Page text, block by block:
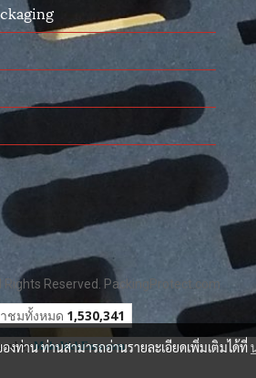
Reserved. PackingProtect.com
าชมวันนี้ 61
byMakeWebEasy.com
งท่าน ท่านสามารถอ่านรายละเอียดเพิ่มเติมได้ที่